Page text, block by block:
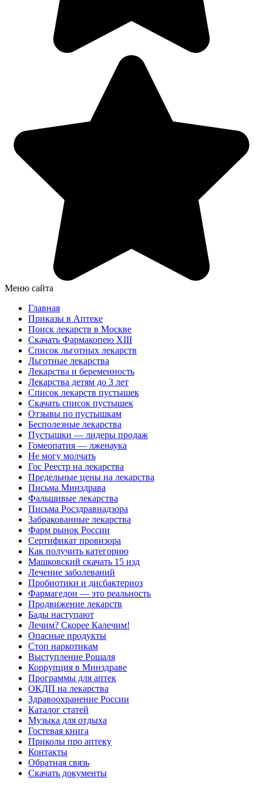
Меню сайта
Главная
Приказы в Аптеке
Поиск лекарств в Москве
Скачать Фармакопею XIII
Список льготных лекарств
Льготные лекарства
Лекарства и беременность
Лекарства детям до 3 лет
Список лекарств пустышек
Скачать список пустышек
Отзывы по пустышкам
Бесполезные лекарства
Пустышки — лидеры продаж
Гомеопатия — лженаука
Не могу молчать
Гос Реестр на лекарства
Предельные цены на лекарства
Письма Минздрава
Фальшивые лекарства
Письма Росздравнадзора
Забракованные лекарства
Фарм рынок России
Сертификат провизора
Как получить категорию
Машковский скачать 15 изд
Лечение заболеваний
Пробиотики и дисбактериоз
Фармагедон — это реальность
Продвижение лекарств
Бады наступают
Лечим? Скорее Калечим!
Опасные продукты
Стоп наркотикам
Выступление Рошаля
Коррупция в Минздраве
Программы для аптек
ОКДП на лекарства
Здравоохранение России
Каталог статей
Музыка для отдыха
Гостевая книга
Приколы про аптеку
Контакты
Обратная связь
Скачать документы